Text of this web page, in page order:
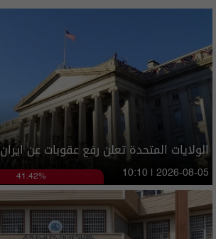
الولايات المتحدة تعلن رفع عقوبات عن ايران
41.42% 10:10 | 2026-08-05